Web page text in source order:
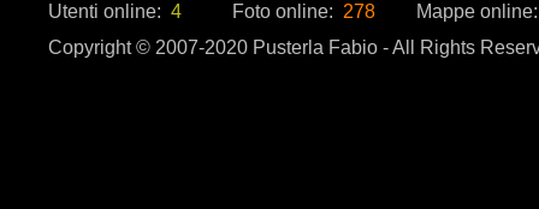
Utenti online: 4 Foto online: 278
Mappe
Copyright © 2007-2020 Pusterla Fabio - All Rights